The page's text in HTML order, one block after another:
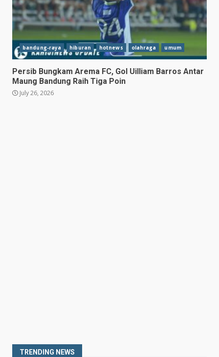
bandung-raya hiburan hotnews olahraga umum
Persib Bungkam Arema FC, Gol Uilliam Barros Antar
Maung Bandung Raih Tiga Poin
July 26, 2026
TRENDING NEWS
3
Hasil Piala Presiden 2026,
Persebaya Taklukkan Persija
1-0, Gol Bunuh Diri Pankov
Jadi Penentu
July 27, 2026
Persib Bungkam Arema FC,
Gol Uilliam Barros Antar
Maung Bandung Raih Tiga
1